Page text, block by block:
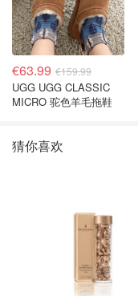
€63.99 €159.99
UGG UGG CLASSIC
MICRO 驼色羊毛拖鞋
猜你喜欢